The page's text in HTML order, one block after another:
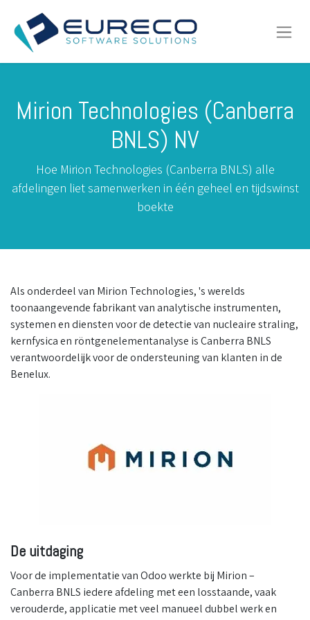
Mirion Technologies (Canberra
BNLS) NV
Hoe Mirion Technologies (Canberra BNLS) alle
afdelingen liet samenwerken in één geheel en tijdswinst
boekte
Als onderdeel van Mirion Technologies, 's werelds
toonaangevende fabrikant van analytische instrumenten,
systemen en diensten voor de detectie van nucleaire straling,
kernfysica en röntgenelementanalyse is Canberra BNLS
verantwoordelijk voor de ondersteuning van klanten in de
Benelux.
De uitdaging
Voor de implementatie van Odoo werkte bij Mirion –
Canberra BNLS iedere afdeling met een losstaande, vaak
verouderde, applicatie met veel manueel dubbel werk en